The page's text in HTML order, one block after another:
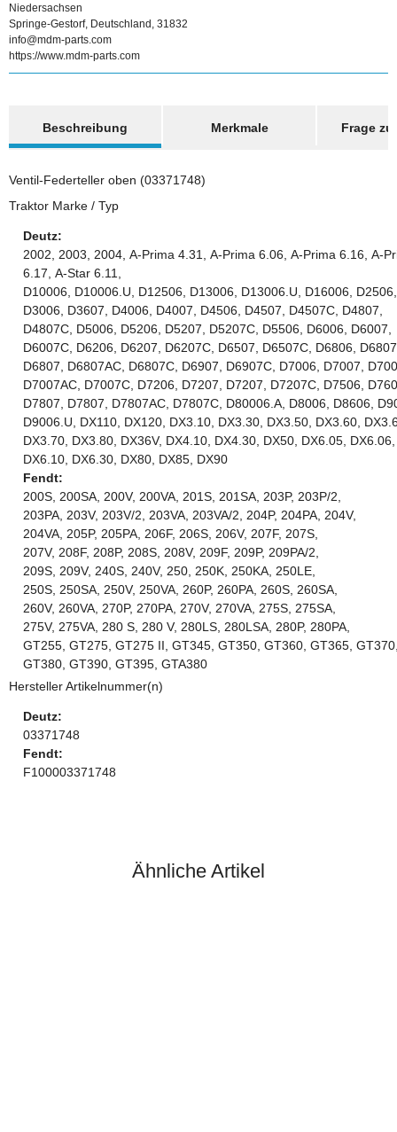
Niedersachsen
Springe-Gestorf, Deutschland, 31832
info@mdm-parts.com
https://www.mdm-parts.com
Beschreibung
Merkmale Frage
Ventil-Federteller oben (03371748)
Traktor Marke / Typ
Deutz:
2002, 2003, 2004, A-Prima 4.31, A-Prima 6.06, A-Prima 6.16, A-
6.17, A-Star 6.11,
D10006, D10006.U, D12506, D13006, D13006.U, D16006,
D3006, D3607, D4006, D4007, D4506, D4507, D4507C, D4807,
D4807C, D5006, D5206, D5207, D5207C, D5506, D6006, D6007,
D6007C, D6206, D6207, D6207C, D6507, D6507C, D6806,
D6807, D6807AC, D6807C, D6907, D6907C, D7006, D7007,
D7007AC, D7007C, D7206, D7207, D7207, D7207C, D7506,
D7807, D7807, D7807AC, D7807C, D80006.A, D8006, D8606,
D9006.U, DX110, DX120, DX3.10, DX3.30, DX3.50, DX3.60,
DX3.70, DX3.80, DX36V, DX4.10, DX4.30, DX50, DX6.05, DX6.06,
DX6.10, DX6.30, DX80, DX85, DX90
Fendt:
200S, 200SA, 200V, 200VA, 201S, 201SA, 203P, 203P/2,
203PA, 203V, 203V/2, 203VA, 203VA/2, 204P, 204PA, 204V,
204VA, 205P, 205PA, 206F, 206S, 206V, 207F, 207S,
207V, 208F, 208P, 208S, 208V, 209F, 209P, 209PA/2,
209S, 209V, 240S, 240V, 250, 250K, 250KA, 250LE,
250S, 250SA, 250V, 250VA, 260P, 260PA, 260S, 260SA,
260V, 260VA, 270P, 270PA, 270V, 270VA, 275S, 275SA,
275V, 275VA, 280 S, 280 V, 280LS, 280LSA, 280P, 280PA,
GT255, GT275, GT275 II, GT345, GT350, GT360, GT365,
GT380, GT390, GT395, GTA380
Hersteller Artikelnummer(n)
Deutz:
03371748
Fendt:
F100003371748
Ähnliche Artikel